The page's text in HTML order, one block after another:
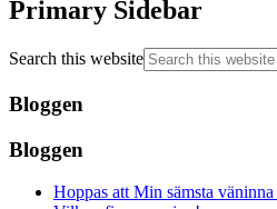
Primary Sidebar
Search this website
Bloggen
Bloggen
Hoppas att Min sämsta